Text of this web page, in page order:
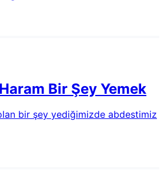
Bir Şey Yemek
bir şey yediğimizde abdestimiz